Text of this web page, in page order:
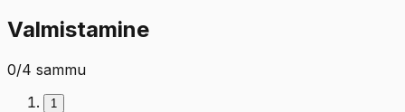
Valmistamine
0/4 sammu
1